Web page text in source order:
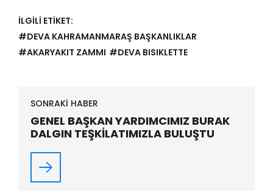
İLGİLİ ETİKET:
#DEVA KAHRAMANMARAŞ BAŞKANLIKLAR
#AKARYAKIT ZAMMI #DEVA BISIKLETTE
SONRAKİ HABER
GENEL BAŞKAN YARDIMCIMIZ BURAK
DALGIN TEŞKİLATIMIZLA BULUŞTU